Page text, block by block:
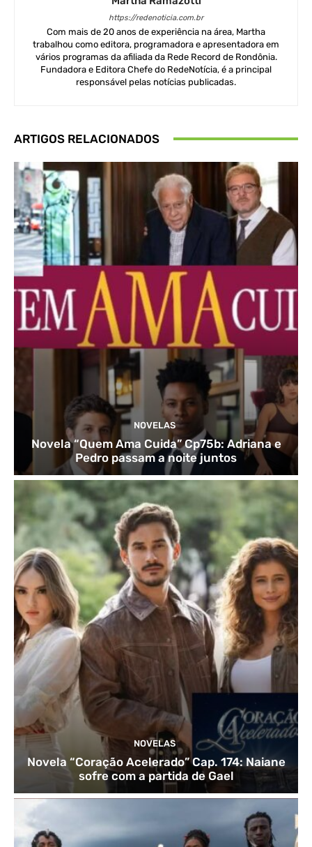
https://redenoticia.com.br
Com mais de 20 anos de experiência na área, Martha
trabalhou como editora, programadora e apresentadora em
vários programas da afiliada da Rede Record de Rondônia.
Fundadora e Editora Chefe do RedeNotícia, é a principal
responsável pelas notícias publicadas.
ARTIGOS RELACIONADOS
NOVELAS
Novela “Quem Ama Cuida” Cp75b: Adriana e
Pedro passam a noite juntos
NOVELAS
Novela “Coração Acelerado” Cap. 174: Naiane
sofre com a partida de Gael